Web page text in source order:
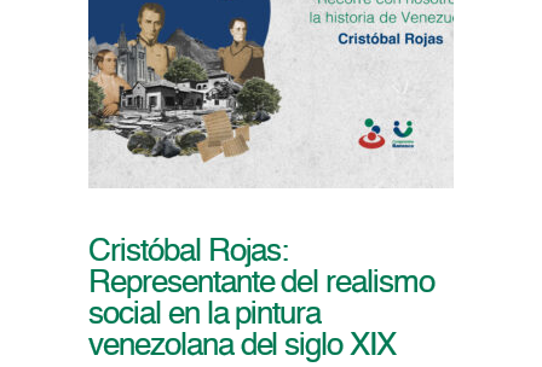
Cristóbal Rojas:
Representante del realismo
social en la pintura
venezolana del siglo XIX